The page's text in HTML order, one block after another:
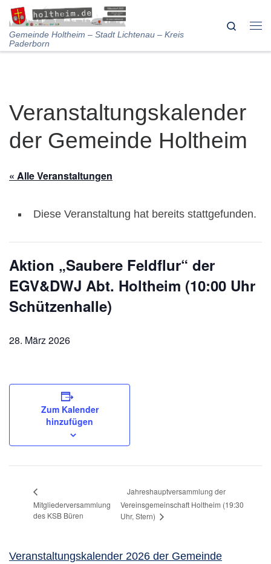
Skip to content
Gemeinde Holtheim – Stadt Lichtenau – Kreis
Paderborn
Search
Veranstaltungskalender
der Gemeinde Holtheim
« Alle Veranstaltungen
Diese Veranstaltung hat bereits stattgefunden.
Aktion „Saubere Feldflur“ der
EGV&DWJ Abt. Holtheim (10:00 Uhr
Schützenhalle)
28. März 2026
Zum Kalender
hinzufügen
Mitgliederversammlung
des KSB Büren
Jahreshauptversammlung der
Vereinsgemeinschaft Holtheim (19:30
Uhr, Stern)
Veranstaltungskalender 2026 der Gemeinde